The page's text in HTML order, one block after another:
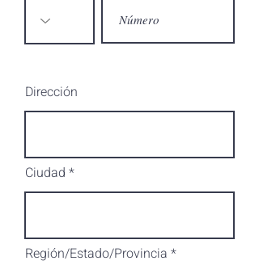
Dirección
Ciudad
Región/Estado/Provincia